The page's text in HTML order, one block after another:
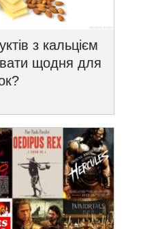
з кальцієм
щодня для